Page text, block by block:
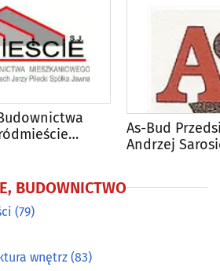
(101)
(118)
(3)
dachowe
As-Bud
Andrzej
BUDOWNICTWO
(79)
wnętrz (83)